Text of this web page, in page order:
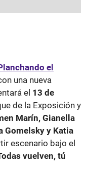
el
una nueva
el 13 de
de la Exposición y
Marín, Gianella
Gomelsky y Katia
escenario bajo el
vuelven, tú